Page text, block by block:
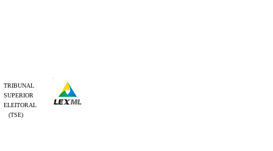
TRIBUNAL
SUPERIOR
ELEITORAL
(TSE)